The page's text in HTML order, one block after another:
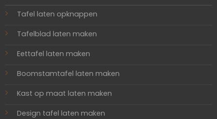
Tafel laten opknappen
Tafelblad laten maken
Eettafel laten maken
Boomstamtafel laten maken
Kast op maat laten maken
Design tafel laten maken